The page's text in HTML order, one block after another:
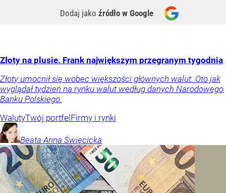
Dodaj jako źródło w Google
Złoty na plusie. Frank największym przegranym tygodnia
Złoty umocnił się wobec większości głównych walut. Oto jak
wyglądał tydzień na rynku walut według danych Narodowego
Banku Polskiego.
WalutyTwój portfelFirmy i rynki
Beata Anna Święcicka